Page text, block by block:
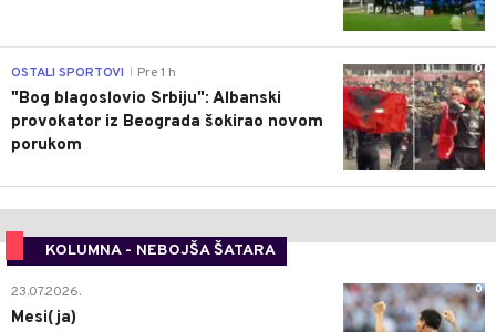
0
OSTALI SPORTOVI Pre 1 h
"Bog blagoslovio Srbiju": Albanski
provokator iz Beograda šokirao novom
porukom
KOLUMNA - NEBOJŠA ŠATARA
0
23.07.2026.
Mesi(ja)